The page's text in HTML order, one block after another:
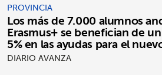
PROVINCIA
Los más de 7.000 alumnos
Erasmus+ se benefician de
5% en las ayudas para el
DIARIO AVANZA